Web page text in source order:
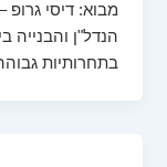
מבוא: דיסי גרופ
הנדל"ן והבנייה
בתחרותיות